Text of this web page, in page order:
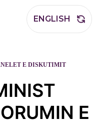
ENGLISH
E DISKUTIMIT
E